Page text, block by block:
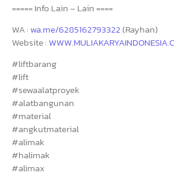
===== Info Lain – Lain ====
WA : wa.me/6285162793322(Rayhan)
Website :
#liftbarang
#lift
#sewaalatproyek
#alatbangunan
#material
#angkutmaterial
#alimak
#halimak
#alimax